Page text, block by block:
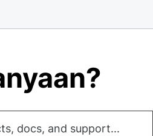
docs, and support...